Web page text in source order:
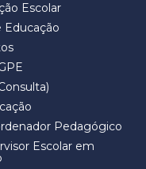
Escolar
Educação
Pedagógico
Escolar em